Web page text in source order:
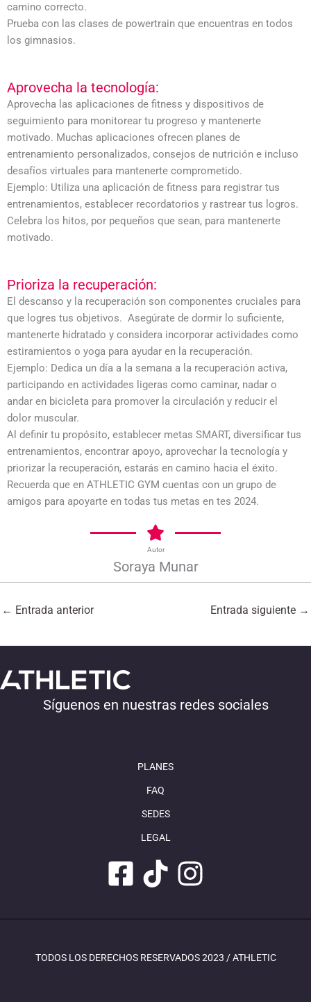
camino correcto.
Prueba con las clases de powertrain que encuentras en todos
los gimnasios.
Aprovecha la tecnología:
Aprovecha las aplicaciones de fitness y dispositivos de
seguimiento para monitorear tu progreso y mantenerte
motivado. Muchas aplicaciones ofrecen planes de
entrenamiento personalizados, consejos de nutrición e incluso
desafíos virtuales para mantenerte comprometido.
Ejemplo: Utiliza una aplicación de fitness para registrar tus
entrenamientos, establecer recordatorios y rastrear tus logros.
Celebra los hitos, por pequeños que sean, para mantenerte
motivado.
Prioriza la recuperación:
El descanso y la recuperación son componentes cruciales para
que logres tus objetivos. Asegúrate de dormir lo suficiente,
mantenerte hidratado y considera incorporar actividades como
estiramientos o yoga para ayudar en la recuperación.
Ejemplo: Dedica un día a la semana a la recuperación activa,
participando en actividades ligeras como caminar, nadar o
andar en bicicleta para promover la circulación y reducir el
dolor muscular.
Al definir tu propósito, establecer metas SMART, diversificar tus
entrenamientos, encontrar apoyo, aprovechar la tecnología y
priorizar la recuperación, estarás en camino hacia el éxito.
Recuerda que en ATHLETIC GYM cuentas con un grupo de
amigos para apoyarte en todas tus metas en tes 2024.
Autor
Soraya Munar
← Entrada anterior Entrada siguiente →
Síguenos en nuestras redes sociales
PLANES
FAQ
SEDES
LEGAL
TODOS LOS DERECHOS RESERVADOS 2023 / ATHLETIC